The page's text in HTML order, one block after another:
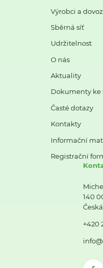
Výrobci a
Sběrná síť
Udržitelnost
O nás
Aktuality
Dokumenty ke
Časté dotazy
Kontakty
Informační
Registrační
140
+420